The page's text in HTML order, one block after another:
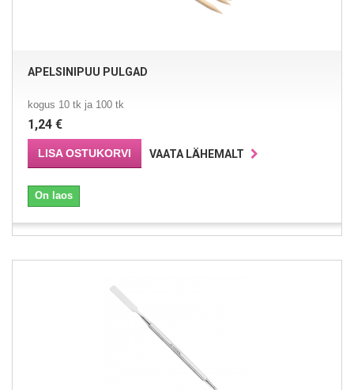
APELSINIPUU PULGAD
kogus 10 tk ja 100 tk
1,24 €
LISA OSTUKORVI VAATA LÄHEMALT
On laos